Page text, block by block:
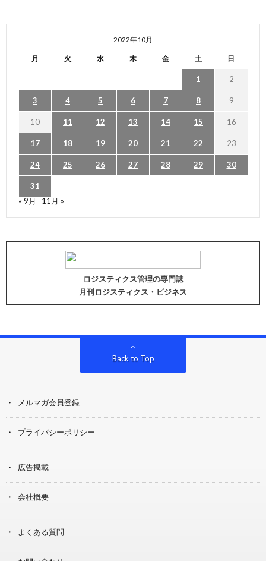
2022年10月
月 火 水 木 金 土 日
1 2
3 4 5 6 7 8 9
10 11 12 13 14 15 16
17 18 19 20 21 22 23
24 25 26 27 28 29 30
31
« 9月
11月 »
ロジスティクス管理の専門誌
月刊ロジスティクス・ビジネス
Back to Top
メルマガ会員登録
プライバシーポリシー
広告掲載
会社概要
よくある質問